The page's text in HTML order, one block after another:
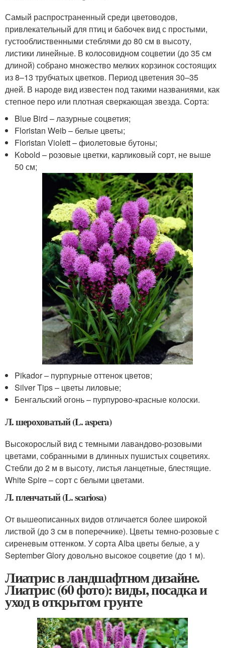
Самый распространенный среди цветоводов,
привлекательный для птиц и бабочек вид с простыми,
густооблиственными стеблями до 80 см в высоту,
листики линейные. В колосовидном соцветии (до 35 см
длиной) собрано множество мелких корзинок состоящих
из 8–13 трубчатых цветков. Период цветения 30–35
дней. В народе вид известен под такими названиями, как
степное перо или плотная сверкающая звезда. Сорта:
Blue Bird – лазурные соцветия;
Floristan Weib – белые цветы;
Floristan Violett – фиолетовые бутоны;
Kobold – розовые цветки, карликовый сорт, не выше
50 см;
Pikador – пурпурные оттенок цветов;
Silver Tips – цветы лиловые;
Бенгальский огонь – пурпурово-красные колоски.
Л. шероховатый (L. aspera)
Высокорослый вид с темными лавандово-розовыми
цветами, собранными в длинных пушистых соцветиях.
Стебли до 2 м в высоту, листья ланцетные, блестящие.
White Spire – сорт с белыми цветами.
Л. пленчатый (L. scariosa)
От вышеописанных видов отличается более широкой
листвой (до 3 см в поперечнике). Цветы темно-розовые с
сиреневым оттенком. У сорта Alba цветы белые, а у
September Glory довольно высокое соцветие (до 1 м).
Лиатрис в ландшафтном дизайне.
Лиатрис (60 фото): виды, посадка и
уход в открытом грунте